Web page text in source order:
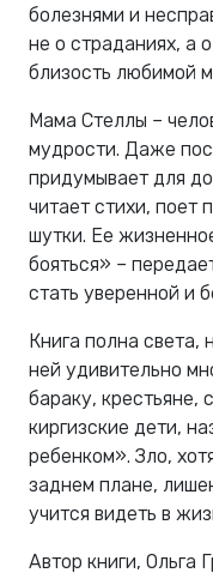
болезнями и
не о страданиях, а
близость любимой
Мама Стеллы –
мудрости. Даже
придумывает для
читает стихи, поет
шутки. Ее
бояться» –
стать уверенной и
Книга полна
ней удивительно
бараку, крестьяне,
киргизские дети,
ребенком». Зло,
заднем плане,
учится видеть в
Автор книги, Ольга